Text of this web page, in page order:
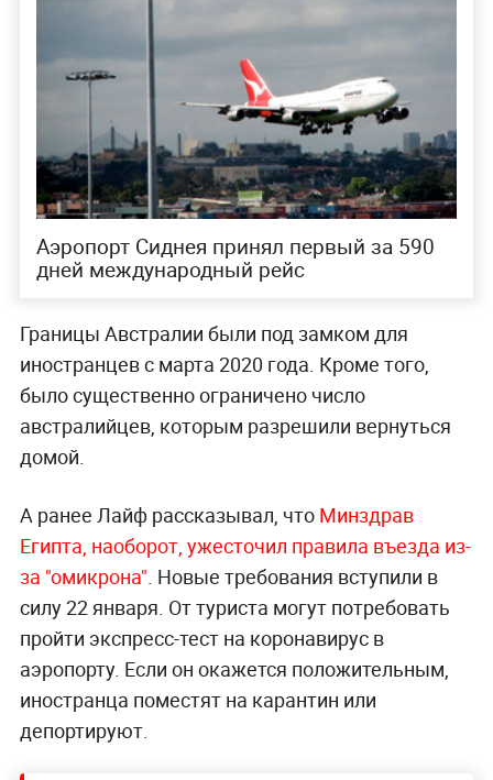
Аэропорт Сиднея принял первый за 590
дней международный рейс
Границы Австралии были под замком для
иностранцев с марта 2020 года. Кроме того,
было существенно ограничено число
австралийцев, которым разрешили вернуться
домой.
А ранее Лайф рассказывал, что Минздрав
Египта, наоборот, ужесточил правила въезда из-
за "омикрона". Новые требования вступили в
силу 22 января. От туриста могут потребовать
пройти экспресс-тест на коронавирус в
аэропорту. Если он окажется положительным,
иностранца поместят на карантин или
депортируют.